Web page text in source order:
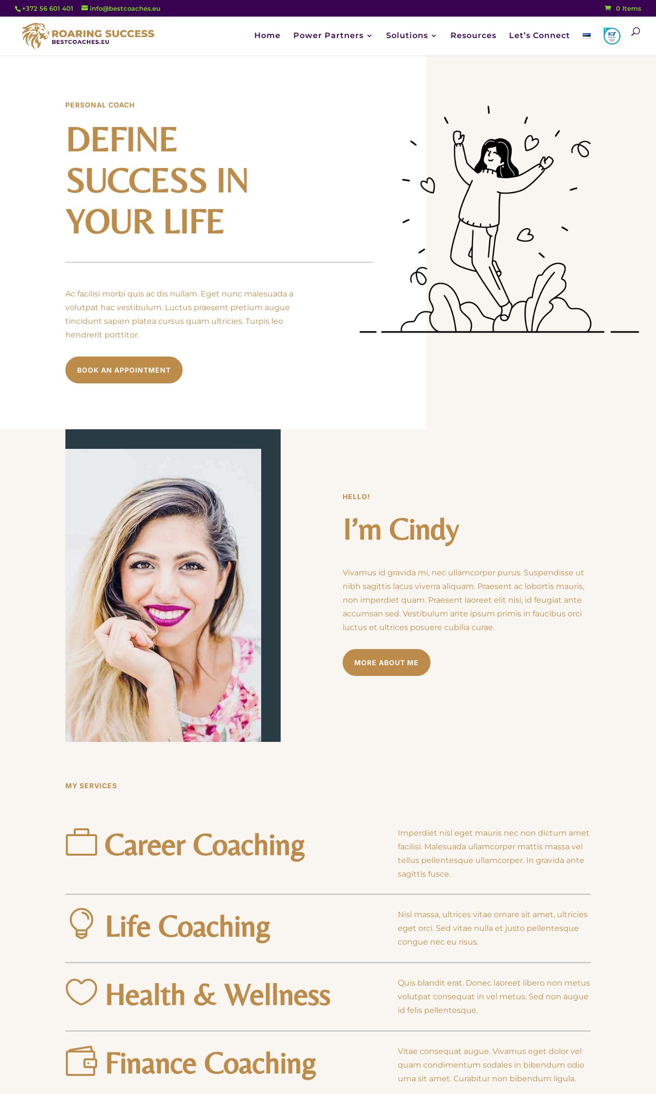
+372 56 601 401 info@bestcoaches.eu 0 Items
Home Power Partners Solutions Resources Let’s Connect
PERSONAL COACH
DEFINE
SUCCESS IN
YOUR LIFE
Ac facilisi morbi quis ac dis nullam. Eget nunc malesuada a
volutpat hac vestibulum. Luctus praesent pretium augue
tincidunt sapien platea cursus quam ultricies. Turpis leo
hendrerit porttitor.
BOOK AN APPOINTMENT
HELLO!
I’m Cindy
Vivamus id gravida mi, nec ullamcorper purus. Suspendisse ut
nibh sagittis lacus viverra aliquam. Praesent ac lobortis mauris,
non imperdiet quam. Praesent laoreet elit nisi, id feugiat ante
accumsan sed. Vestibulum ante ipsum primis in faucibus orci
luctus et ultrices posuere cubilia curae.
MORE ABOUT ME
MY SERVICES
 Career Coaching
Imperdiet nisl eget mauris nec non dictum amet
facilisi. Malesuada ullamcorper mattis massa vel
tellus pellentesque ullamcorper. In gravida ante
sagittis fusce.
 Life Coaching
Nisl massa, ultrices vitae ornare sit amet, ultricies
eget orci. Sed vitae nulla et justo pellentesque
congue nec eu risus.
 Health & Wellness
Quis blandit erat. Donec laoreet libero non metus
volutpat consequat in vel metus. Sed non augue
id felis pellentesque.
 Finance Coaching
Vitae consequat augue. Vivamus eget dolor vel
quam condimentum sodales in bibendum odio
urna sit amet. Curabitur non bibendum ligula.